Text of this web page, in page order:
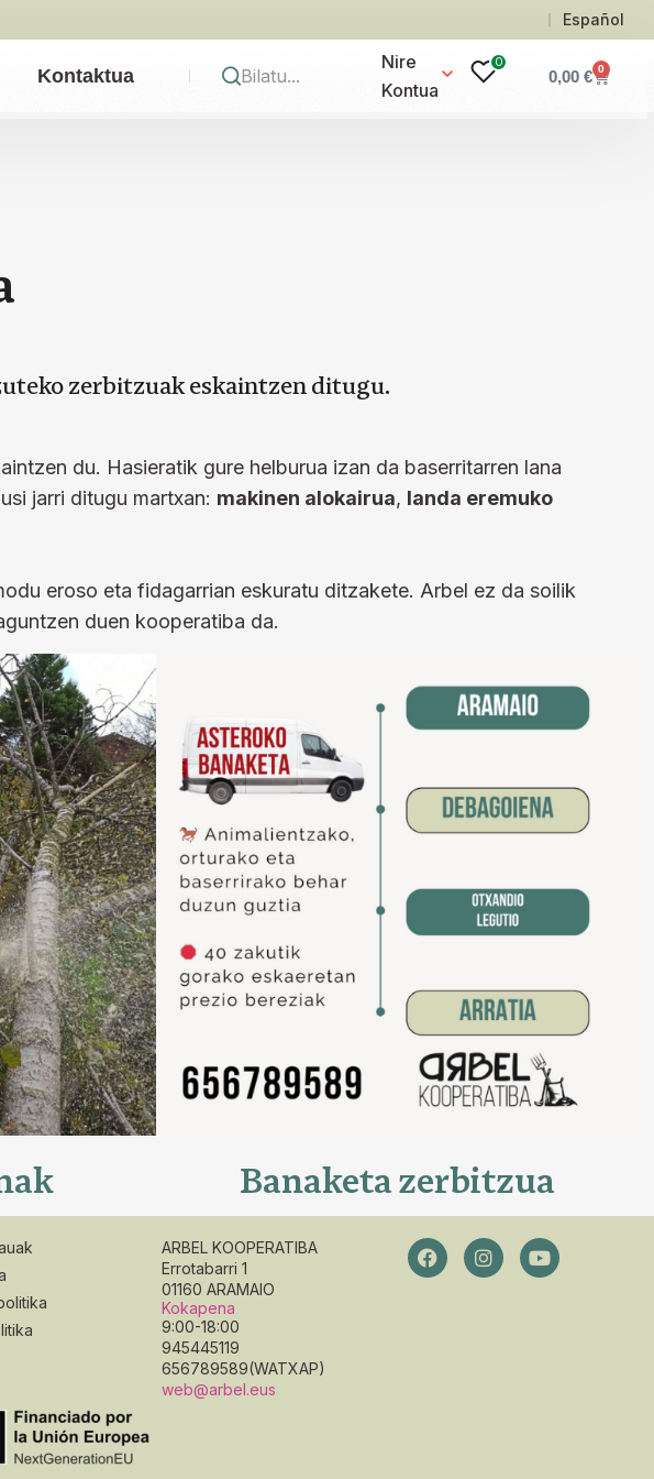
Español
Kontaktua
Nire
Kontua
0
0,00 € 0
zerbitzuak eskaintzen ditugu.
du. Hasieratik gure helburua izan da baserritarren lana
jarri ditugu martxan: makinen alokairua, landa eremuko
eroso eta fidagarrian eskuratu ditzakete. Arbel ez da soilik
duen kooperatiba da.
Banaketa zerbitzua
ARBEL KOOPERATIBA
Errotabarri 1
01160 ARAMAIO
Kokapena
9:00-18:00
945445119
656789589(WATXAP)
web@arbel.eus